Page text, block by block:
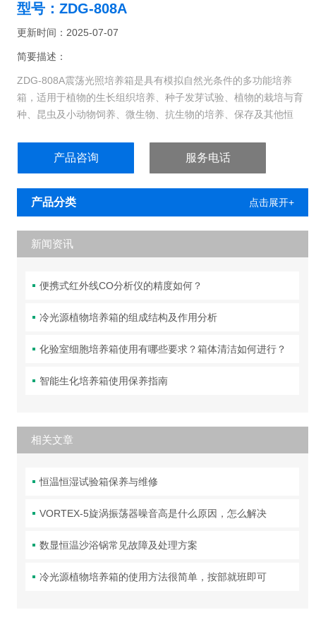
型号：ZDG-808A
更新时间：2025-07-07
简要描述：
ZDG-808A震荡光照培养箱是具有模拟自然光条件的多功能培养
箱，适用于植物的生长组织培养、种子发芽试验、植物的栽培与育
种、昆虫及小动物饲养、微生物、抗生物的培养、保存及其他恒
产品咨询 服务电话
产品分类 点击展开+
新闻资讯
便携式红外线CO分析仪的精度如何？
冷光源植物培养箱的组成结构及作用分析
化验室细胞培养箱使用有哪些要求？箱体清洁如何进行？
智能生化培养箱使用保养指南
相关文章
恒温恒湿试验箱保养与维修
VORTEX-5旋涡振荡器噪音高是什么原因，怎么解决
数显恒温沙浴锅常见故障及处理方案
冷光源植物培养箱的使用方法很简单，按部就班即可